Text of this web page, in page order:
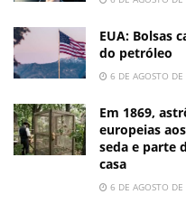
EUA: Bolsas
do petróleo
6 DE AGOSTO
Em 1869,
europeias
seda e parte
casa
6 DE AGOSTO